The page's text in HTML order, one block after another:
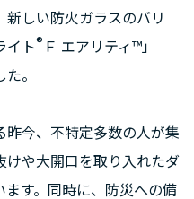
しい防火ガラスのバリ
イト® Ｆ エアリティ™」
。
今、不特定多数の人が集
けや大開口を取り入れたダ
す。同時に、防災への備